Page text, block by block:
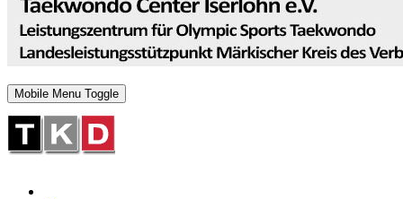
Mobile Menu Toggle